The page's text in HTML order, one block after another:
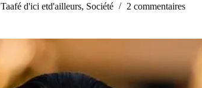
Taafé d'ici etd'ailleurs, Société 2 commentaires